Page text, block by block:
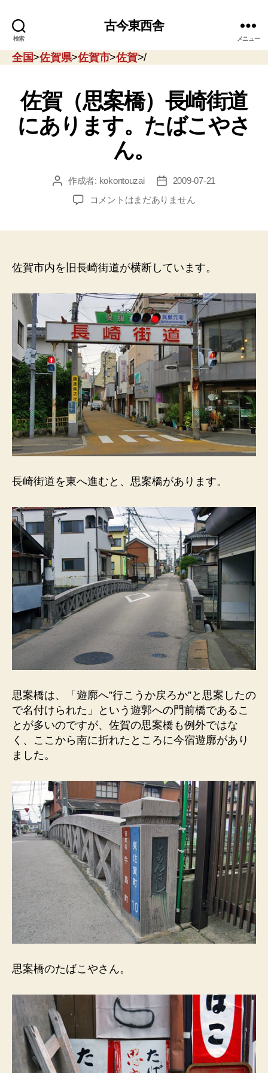
検索
古今東西舎
メニュー
全国>佐賀県>佐賀市>佐賀>/
佐賀（思案橋）長崎街道
にあります。たばこやさ
ん。
投 作成者: kokontouzai
投
稿
日
2009-07-21
佐
長
街
に
あ
り
す。
た
ば
こ
さ
ん。
の
コメントはまだありません
佐賀市内を旧長崎街道が横断しています。
長崎街道を東へ進むと、思案橋があります。
思案橋は、「遊廓へ”行こうか戻ろか”と思案したの
で名付けられた」という遊郭への門前橋であるこ
とが多いのですが、佐賀の思案橋も例外ではな
く、ここから南に折れたところに今宿遊廓があり
ました。
思案橋のたばこやさん。